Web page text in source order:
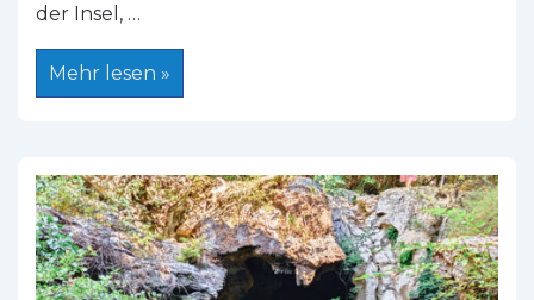
der Insel, …
Sardinien
im
und
manchmal
ziemlich
voll
Mehr lesen »